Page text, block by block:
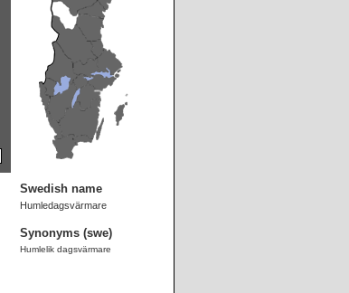
Swedish name
Humledagsvärmare
Synonyms (swe)
Humlelik dagsvärmare